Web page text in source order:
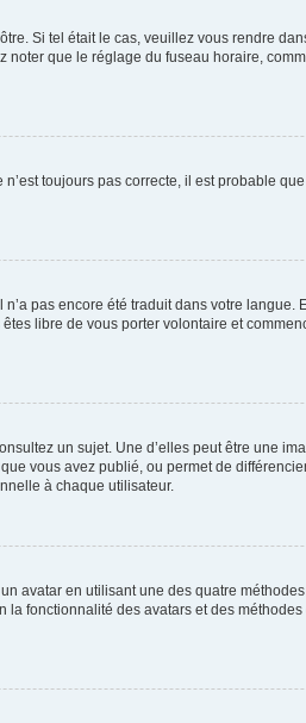
Si tel était le cas, veuillez vous rendre
que le réglage du fuseau horaire,
toujours pas correcte, il est probable
pas encore été traduit dans votre
libre de vous porter volontaire et
un sujet. Une d’elles peut être une
vous avez publié, ou permet de
à chaque utilisateur.
avatar en utilisant une des quatre
fonctionnalité des avatars et des